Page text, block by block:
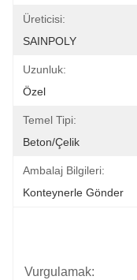
Üreticisi:
SAINPOLY
Uzunluk:
Özel
Temel Tipi:
Beton/Çelik
Ambalaj Bilgileri:
Konteynerle Gönder
Vurgulamak: